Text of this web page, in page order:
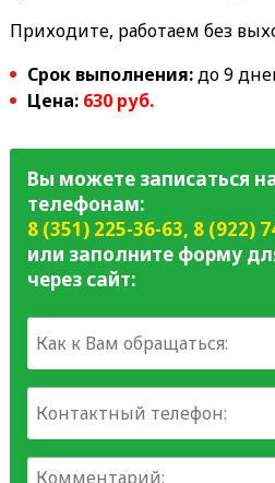
Приходите, работаем без
Срок выполнения:до 9
Цена: 630 руб.
Вы можете записаться
телефонам:
8 (351) 225-36-63, 8 (922)
или заполните форму
через сайт: